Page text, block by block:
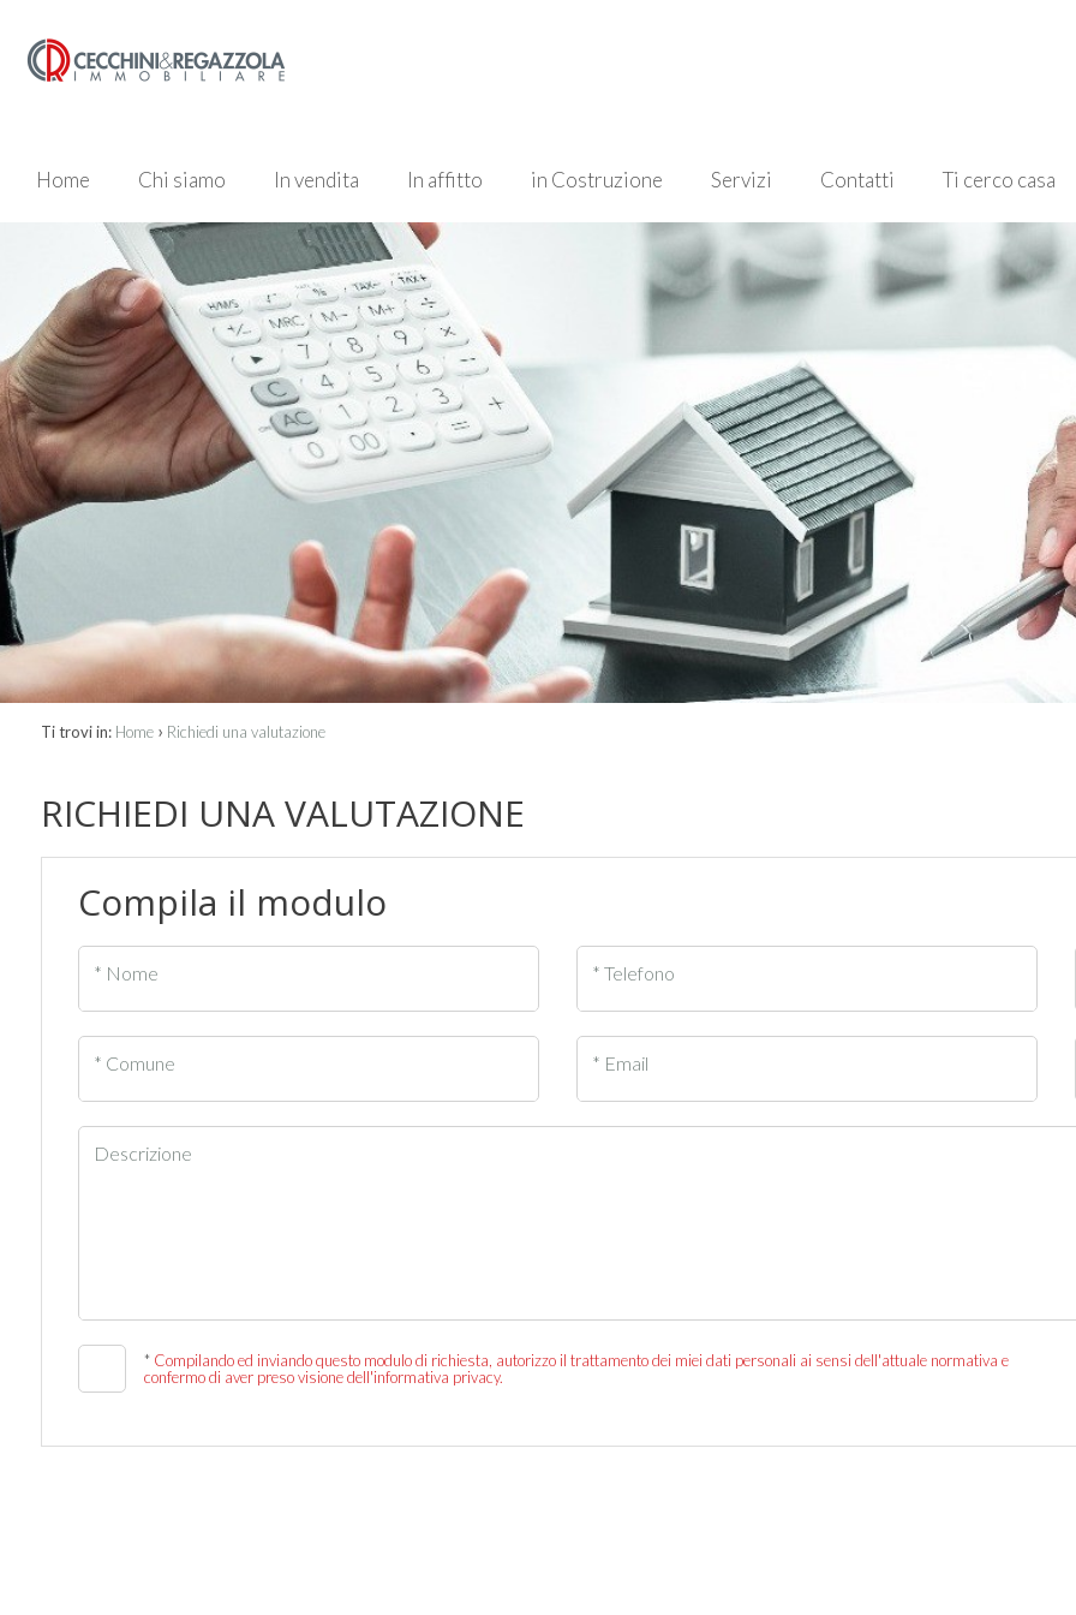
Home Chi siamo In vendita In affitto in Costruzione Servizi Contatti Ti cerco casa
Ti trovi in: Home › Richiedi una valutazione
RICHIEDI UNA VALUTAZIONE
Compila il modulo
* Nome * Telefono
* Comune * Email
Descrizione
* Compilando ed inviando questo modulo di richiesta, autorizzo il trattamento dei miei dati personali ai sensi dell'attuale normativa e
confermo di aver preso visione dell'informativa privacy.